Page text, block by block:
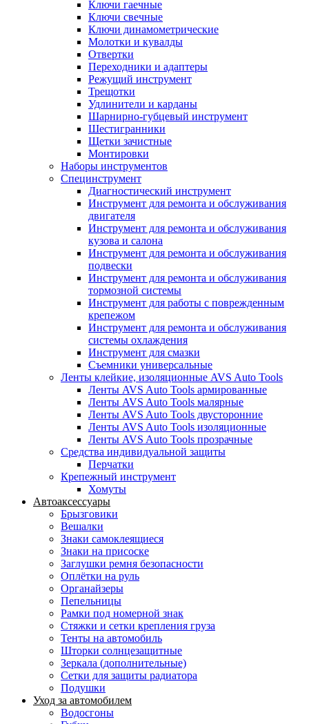
Ключи гаечные
Ключи свечные
Ключи динамометрические
Молотки и кувалды
Отвертки
Переходники и адаптеры
Режущий инструмент
Трещотки
Удлинители и карданы
Шарнирно-губцевый инструмент
Шестигранники
Щетки зачистные
Монтировки
Наборы инструментов
Специнструмент
Диагностический инструмент
Инструмент для ремонта и обслуживания
двигателя
Инструмент для ремонта и обслуживания
кузова и салона
Инструмент для ремонта и обслуживания
подвески
Инструмент для ремонта и обслуживания
тормозной системы
Инструмент для работы с поврежденным
крепежом
Инструмент для ремонта и обслуживания
системы охлаждения
Инструмент для смазки
Съемники универсальные
Ленты клейкие, изоляционные AVS Auto Tools
Ленты AVS Auto Tools армированные
Ленты AVS Auto Tools малярные
Ленты AVS Auto Tools двусторонние
Ленты AVS Auto Tools изоляционные
Ленты AVS Auto Tools прозрачные
Средства индивидуальной защиты
Перчатки
Крепежный инструмент
Хомуты
Автоаксессуары
Брызговики
Вешалки
Знаки самоклеящиеся
Знаки на присоске
Заглушки ремня безопасности
Оплётки на руль
Органайзеры
Пепельницы
Рамки под номерной знак
Стяжки и сетки крепления груза
Тенты на автомобиль
Шторки солнцезащитные
Зеркала (дополнительные)
Сетки для защиты радиатора
Подушки
Уход за автомобилем
Водосгоны